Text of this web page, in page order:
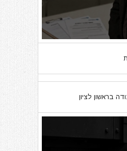
07
מרץ
בראשון לציון